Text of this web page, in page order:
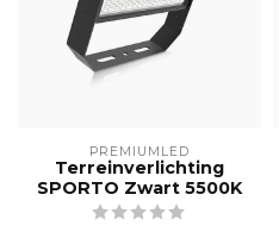
PREMIUMLED
Terreinverlichting
SPORTO Zwart 5500K